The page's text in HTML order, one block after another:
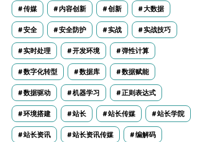
传媒 内容创新 创新 大数据
安全 安全防护 实战 实战技巧
实时处理 开发环境 弹性计算
数字化转型 数据库 数据赋能
数据驱动 机器学习 正则表达式
环境搭建 站长 站长传媒 站长学院
站长资讯 站长资讯传媒 编解码